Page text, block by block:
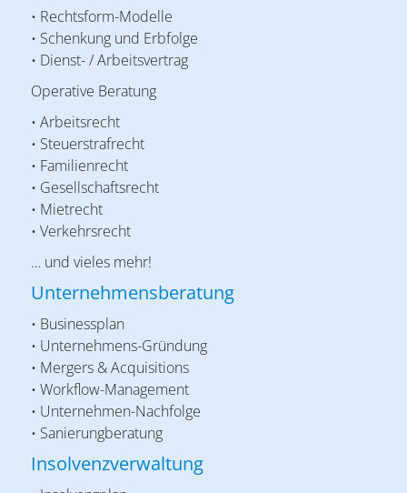
• Rechtsform-Modelle
• Schenkung und Erbfolge
• Dienst- / Arbeitsvertrag
Operative Beratung
• Arbeitsrecht
• Steuerstrafrecht
• Familienrecht
• Gesellschaftsrecht
• Mietrecht
• Verkehrsrecht
… und vieles mehr!
Unternehmensberatung
• Businessplan
• Unternehmens-Gründung
• Mergers & Acquisitions
• Workflow-Management
• Unternehmen-Nachfolge
• Sanierungberatung
Insolvenzverwaltung